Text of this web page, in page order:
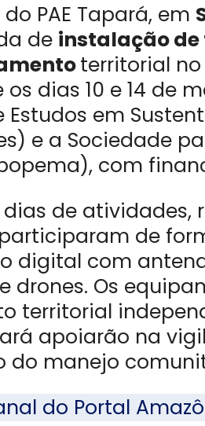
PAE Tapará, em
de instalação
territorial
os dias 10 e 14 de
Estudos em
e a Sociedade
com
de atividades,
de
digital com
e drones. Os
territorial
apoiarão na
do manejo
do Portal